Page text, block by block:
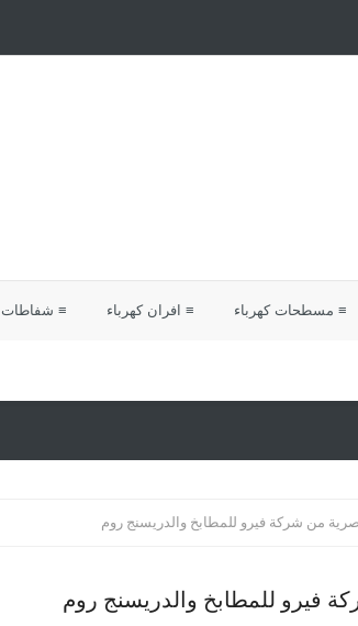
≡ مسطحات كهرباء ≡ افران كهرباء ≡ شفاطات 60 سم
من شركة فيرو للمطابخ والدريسنج روم
فيرو للمطابخ والدريسنج روم